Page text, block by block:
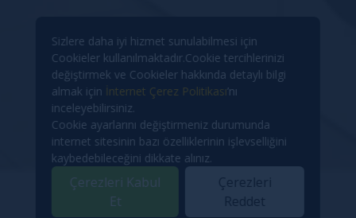
Sizlere daha iyi hizmet sunulabilmesi için
Cookieler kullanılmaktadır.Cookie tercihlerinizi
değiştirmek ve Cookieler hakkında detaylı bilgi
almak için İnternet Çerez Politikası’nı
inceleyebilirsiniz.
Cookie ayarlarını değiştirmeniz durumunda
internet sitesinin bazı özelliklerinin işlevselliğini
kaybedebileceğini dikkate alınız.
Çerezleri Kabul
Et
Çerezleri
Reddet